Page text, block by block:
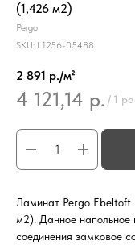
(1,426 м2)
Pergo
SKU: L1256-05488
2 891 р./м²
4 121,14 р. / 1
Ламинат Pergo
м2). Данное напольное
соединения замковое